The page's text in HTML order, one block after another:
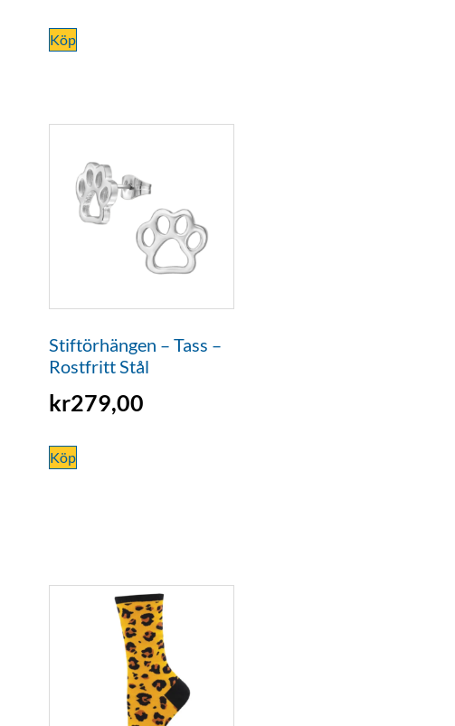
Köp
Stiftörhängen – Tass –
Rostfritt Stål
kr279,00
Köp